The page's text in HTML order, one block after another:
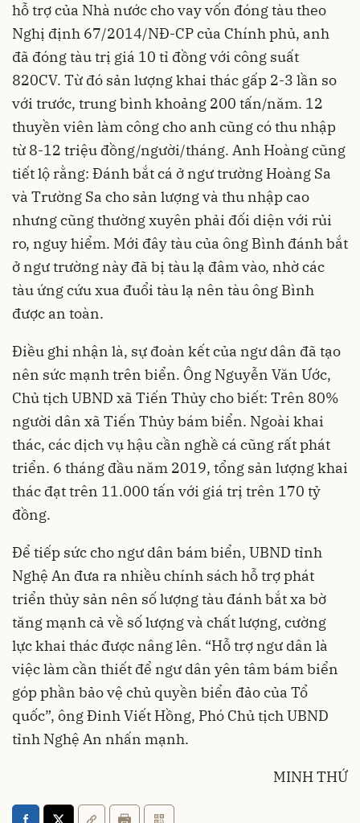
hỗ trợ của Nhà nước cho vay vốn đóng tàu theo
Nghị định 67/2014/NĐ-CP của Chính phủ, anh
đã đóng tàu trị giá 10 tỉ đồng với công suất
820CV. Từ đó sản lượng khai thác gấp 2-3 lần so
với trước, trung bình khoảng 200 tấn/năm. 12
thuyền viên làm công cho anh cũng có thu nhập
từ 8-12 triệu đồng/người/tháng. Anh Hoàng cũng
tiết lộ rằng: Đánh bắt cá ở ngư trường Hoàng Sa
và Trường Sa cho sản lượng và thu nhập cao
nhưng cũng thường xuyên phải đối diện với rủi
ro, nguy hiểm. Mới đây tàu của ông Bình đánh bắt
ở ngư trường này đã bị tàu lạ đâm vào, nhờ các
tàu ứng cứu xua đuổi tàu lạ nên tàu ông Bình
được an toàn.
Điều ghi nhận là, sự đoàn kết của ngư dân đã tạo
nên sức mạnh trên biển. Ông Nguyễn Văn Ước,
Chủ tịch UBND xã Tiến Thủy cho biết: Trên 80%
người dân xã Tiến Thủy bám biển. Ngoài khai
thác, các dịch vụ hậu cần nghề cá cũng rất phát
triển. 6 tháng đầu năm 2019, tổng sản lượng khai
thác đạt trên 11.000 tấn với giá trị trên 170 tỷ
đồng.
Để tiếp sức cho ngư dân bám biển, UBND tỉnh
Nghệ An đưa ra nhiều chính sách hỗ trợ phát
triển thủy sản nên số lượng tàu đánh bắt xa bờ
tăng mạnh cả về số lượng và chất lượng, cường
lực khai thác được nâng lên. “Hỗ trợ ngư dân là
việc làm cần thiết để ngư dân yên tâm bám biển
góp phần bảo vệ chủ quyền biển đảo của Tổ
quốc”, ông Đinh Viết Hồng, Phó Chủ tịch UBND
tỉnh Nghệ An nhấn mạnh.
MINH THỨ